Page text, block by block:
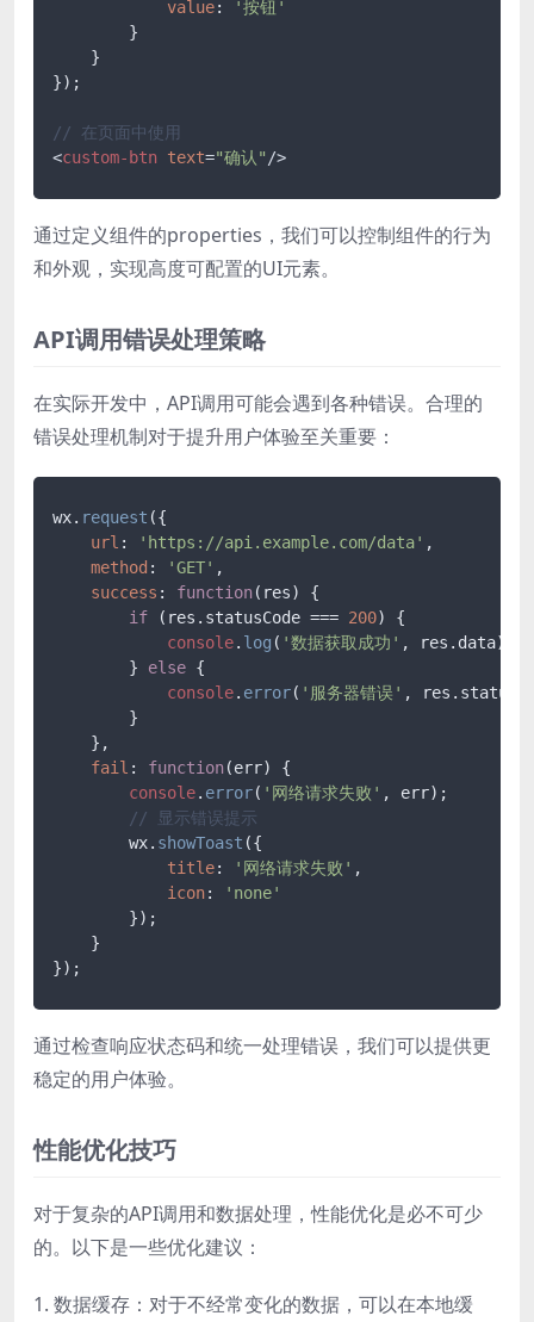
value:
'按钮'
        }
    }
});
// 在页面中使用
<custom-btn text="确认" />
通过定义组件的properties，我们可以控制组件的行为
和外观，实现高度可配置的UI元素。
API调用错误处理策略
在实际开发中，API调用可能会遇到各种错误。合理的
错误处理机制对于提升用户体验至关重要：
wx. request ({
url : 'https://api.example.com/data' ,
method : 'GET' ,
success : function( res) {
if (res. statusCode === 200) {
console. log ( '数据获取成功' , res. data);
        }
else {
console. error( '服务器错误' , res.
        }
    },
fail : function(err) {
console. error( '网络请求失败' , err);
// 显示错误提示
        wx.
showToast ({
title: '网络请求失败' ,
icon:
'none'
        });
    }
通过检查响应状态码和统一处理错误，我们可以提供更
稳定的用户体验。
性能优化技巧
对于复杂的API调用和数据处理，性能优化是必不可少
的。以下是一些优化建议：
1. 数据缓存：对于不经常变化的数据，可以在本地缓